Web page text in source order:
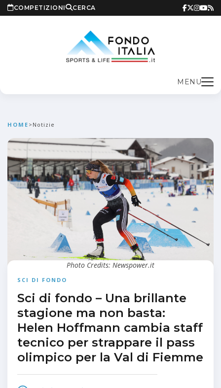
COMPETIZIONI CERCA
MENU
HOME > Notizie
SCI DI FONDO
Sci di fondo – Una brillante
stagione ma non basta:
Helen Hoffmann cambia staff
tecnico per strappare il pass
olimpico per la Val di Fiemme
Photo Credits: Newspower.it